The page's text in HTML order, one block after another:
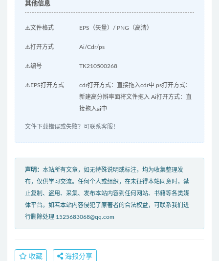
其他信息
⚠️文件格式 EPS（矢量）/ PNG（高清）
⚠️打开方式 Ai/Cdr/ps
⚠️编号 TK210500268
⚠️EPS打开方式
cdr打开方式：直接拖入cdr中 ps打开方式：
新建高分辨率面将文件拖入 Ai打开方式：直
接拖入ai中
文件下载错误或失败？可联系客服！
声明： 本站所有文章，如无特殊说明或标注，均为收集整理发
布，仅供学习交流。任何个人或组织，在未征得本站同意时，禁
止复制、盗用、采集、发布本站内容到任何网站、书籍等各类媒
体平台。如若本站内容侵犯了原著者的合法权益，可联系我们进
行删除处理 1525683068@qq.com
收藏 海报分享